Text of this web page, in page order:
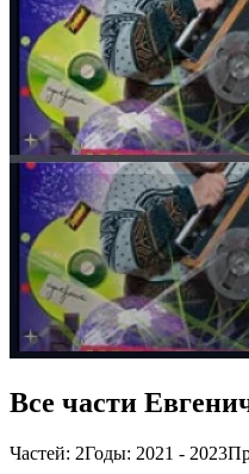
Все части
Частей: 2Годы: 2021 - 2023